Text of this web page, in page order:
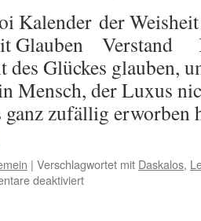
Kalender der
Glauben Verstand
Glückes glauben,
Mensch, der Luxus
ganz zufällig
| Verschlagwortet mit Daskalos,
deaktiviertfür